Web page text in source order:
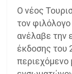
Ο νέος
τον
ανέλαβε την
έκδοσης του
περιεχόμενο